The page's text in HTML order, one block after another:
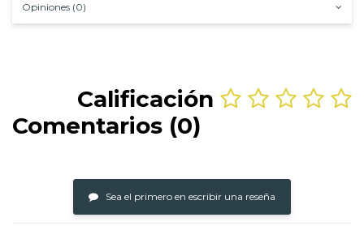
Opiniones (0)
Calificación
Comentarios (0)
Sea el primero en escribir una reseña